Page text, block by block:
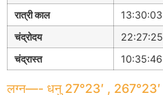
रात्री काल
13:30:03
चंद्रोदय
22:27:25
चंद्रास्त
10:35:46
लग्न—- धनु 27°23′ , 267°23′